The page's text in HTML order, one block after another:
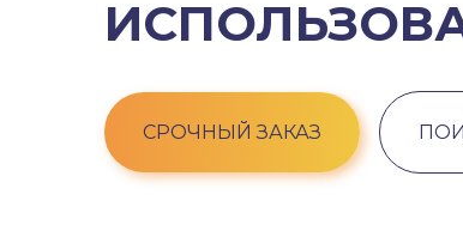
СРОЧНЫЙ ЗАКАЗ